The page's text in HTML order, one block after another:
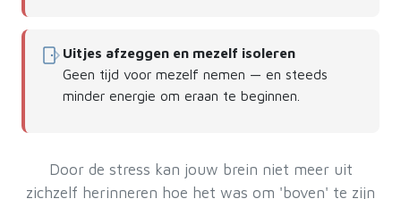
Uitjes afzeggen en mezelf isoleren
Geen tijd voor mezelf nemen — en steeds
minder energie om eraan te beginnen.
Door de stress kan jouw brein niet meer uit
zichzelf herinneren hoe het was om 'boven' te zijn